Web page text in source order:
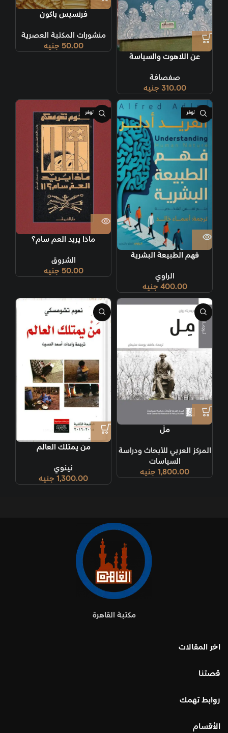
عن اللاهوت والسياسة
صفصافة
310.00 جنيه
فرنسيس باكون
منشورات المكتبة العصرية
50.00 جنيه
غير متوفر
فهم الطبيعة البشرية
الراوي
400.00 جنيه
غير متوفر
ماذا يريد العم سام؟
الشروق
50.00 جنيه
مِلْ
المركز العربي للأبحاث ودراسة
السياسات
1,800.00 جنيه
من يمتلك العالم
نينوي
1,300.00 جنيه
مكتبة القاهرة
اخر المقالات
قصتنا
روابط تهمك
الأقسام